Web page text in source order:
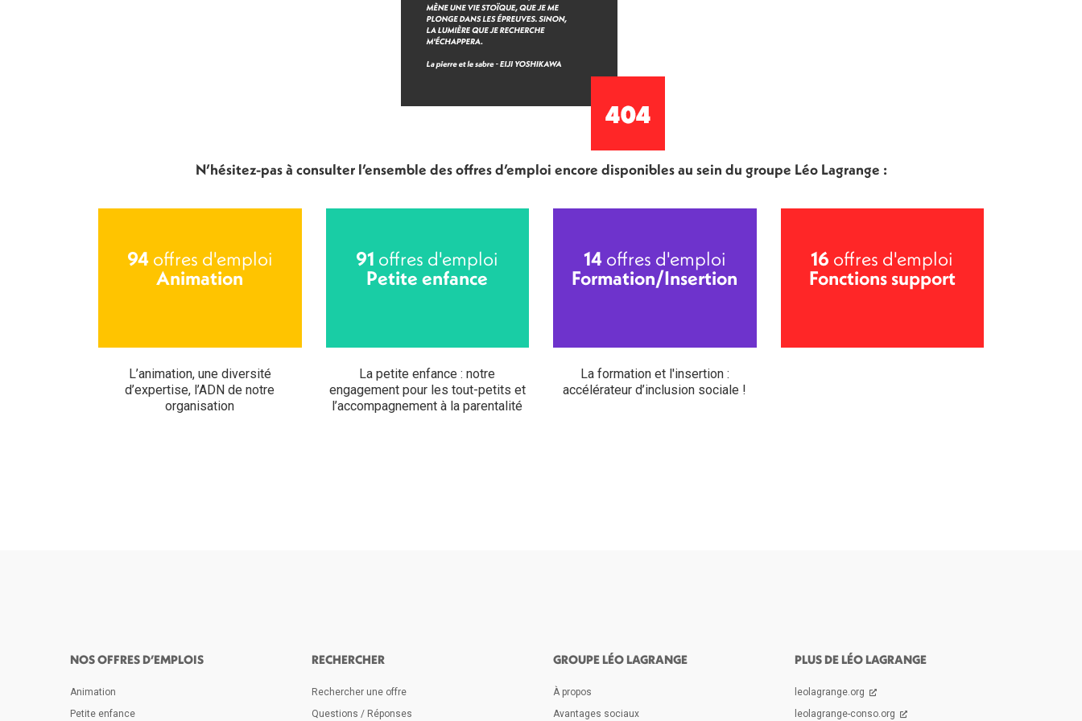
N’hésitez-pas à consulter l’ensemble des offres d’emploi encore disponibles au sein du groupe Léo Lagrange :
94offres d'emploi
Animation
L’animation, une diversité
d’expertise, l’ADN de notre
organisation
91 offres d'emploi
Petite enfance
La petite enfance : notre
engagement pour les tout-petits et
l’accompagnement à la parentalité
14offres d'emploi
Formation/Insertion
La formation et l'insertion :
accélérateur d’inclusion sociale !
16 offres d'emploi
Fonctions support
NOS OFFRES D’EMPLOIS
Animation
Petite enfance
RECHERCHER
Rechercher une offre
Questions / Réponses
GROUPE LÉO LAGRANGE
À propos
Avantages sociaux
PLUS DE LÉO LAGRANGE
leolagrange.org
leolagrange-conso.org